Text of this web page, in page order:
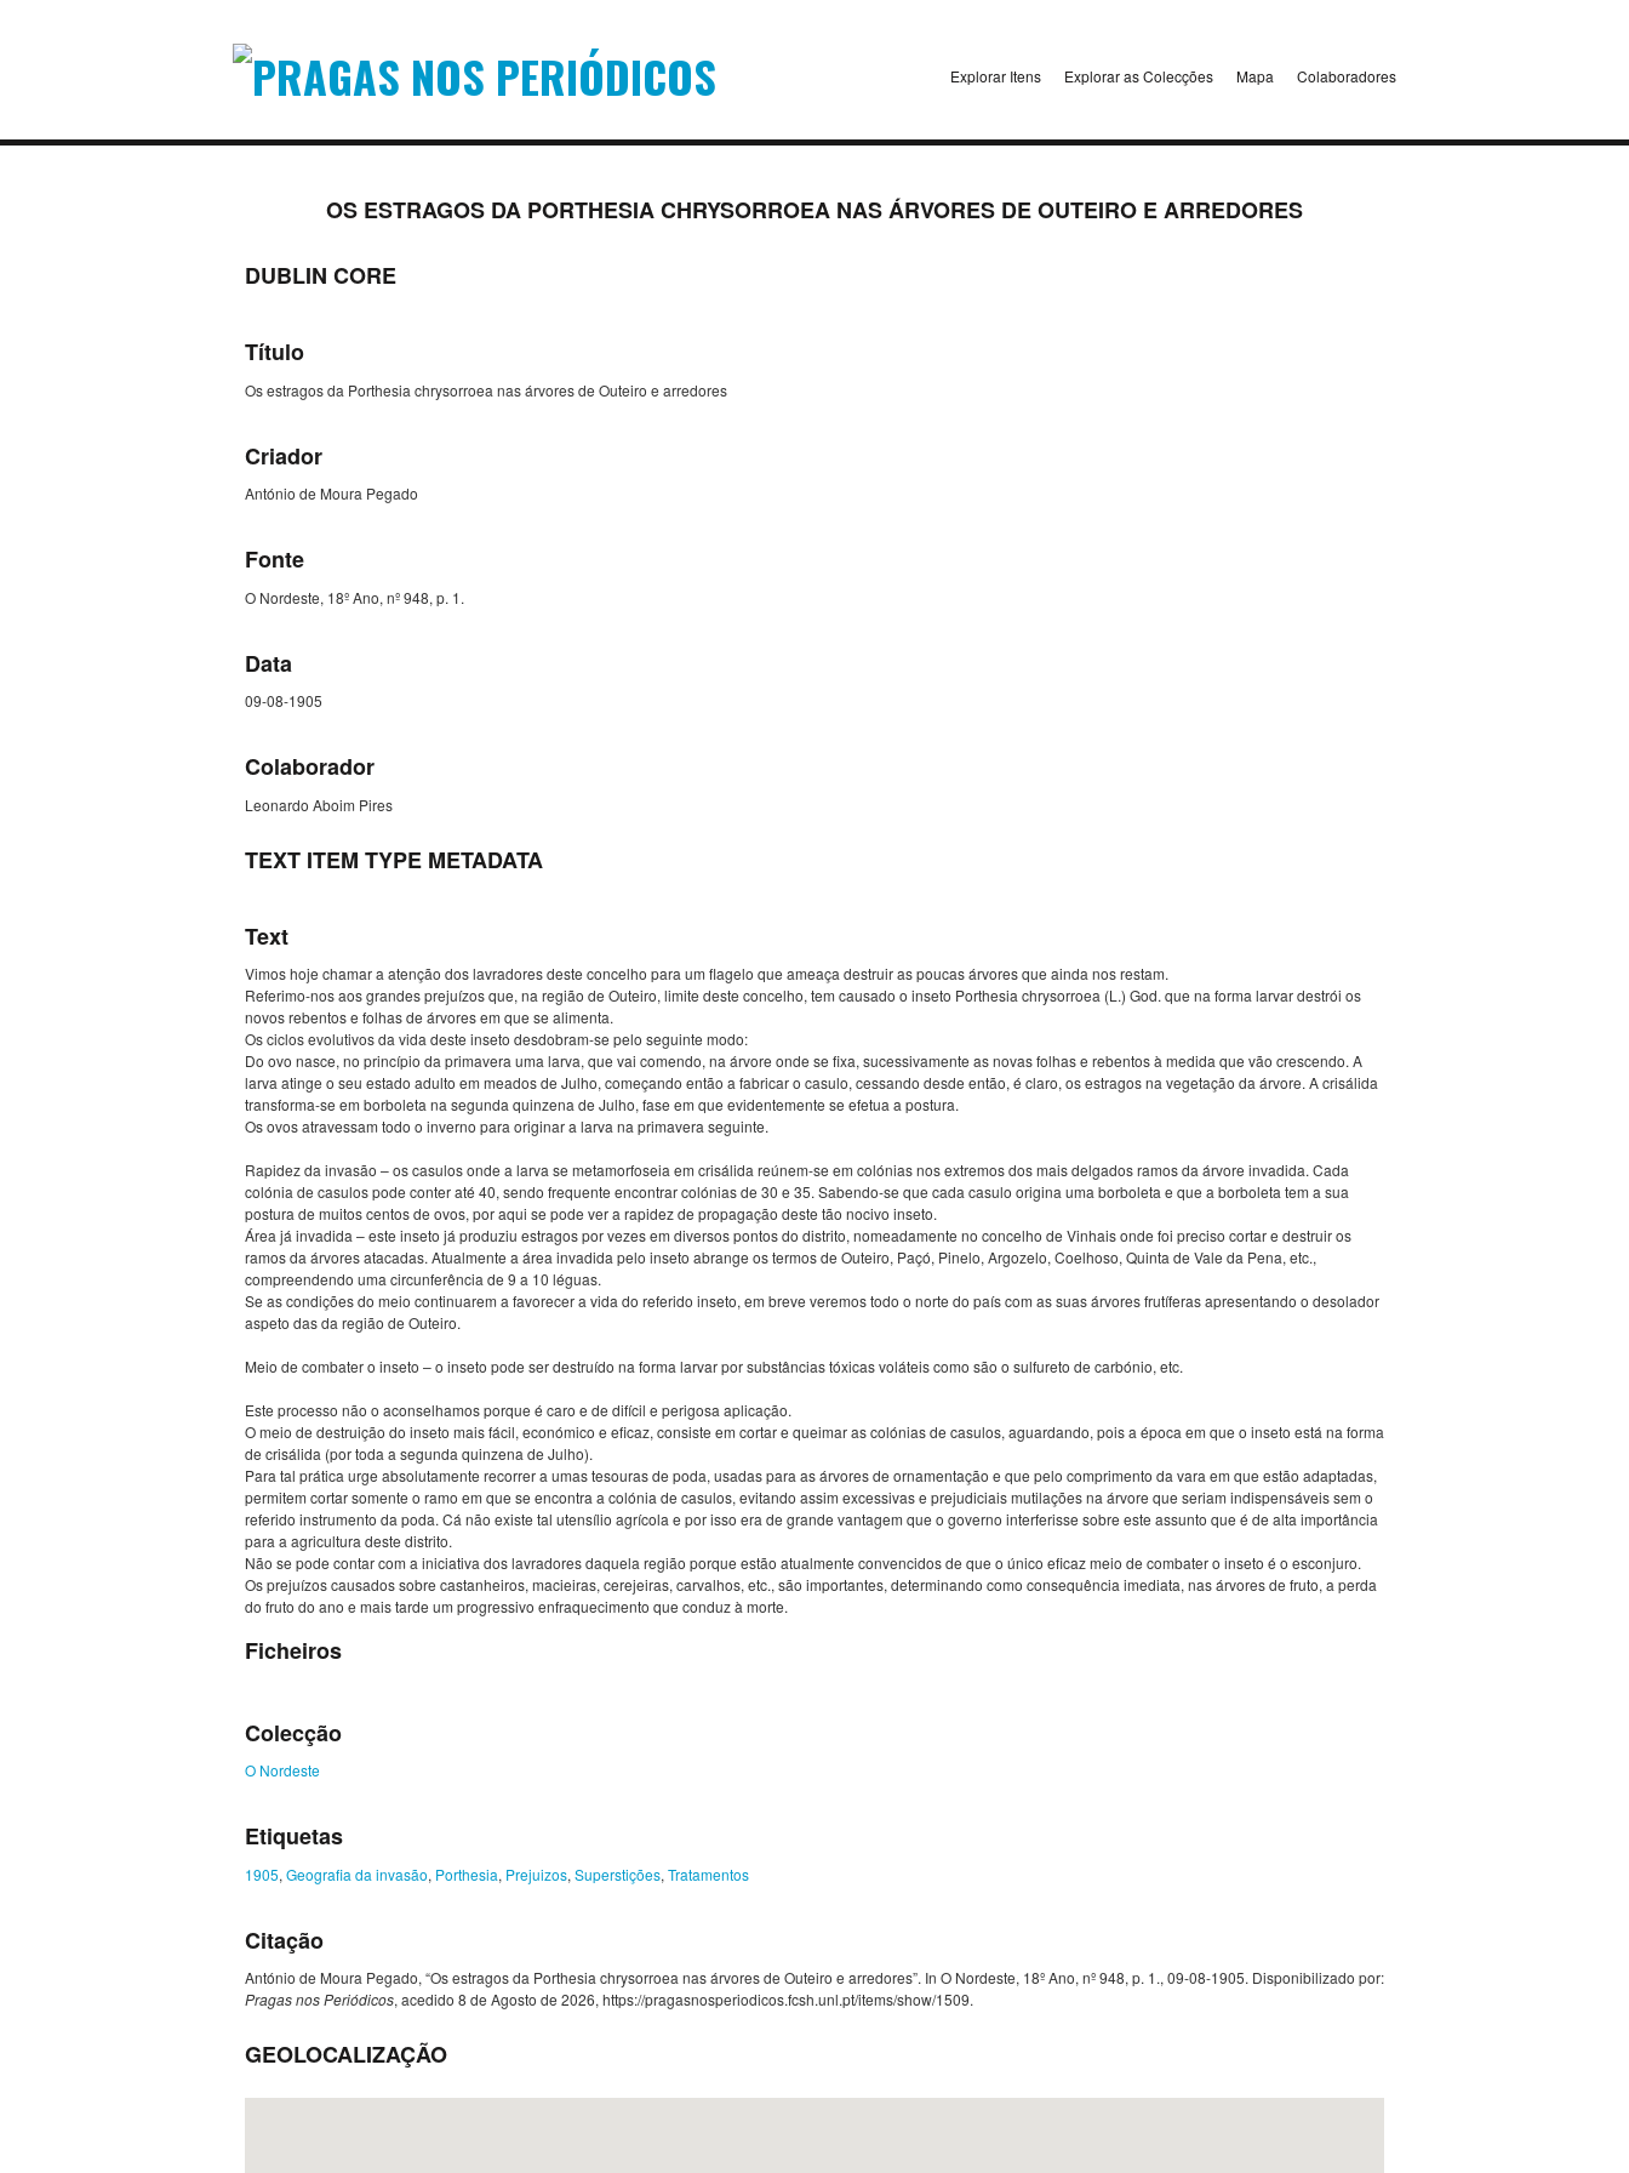
Explorar Itens Explorar as Colecções Mapa Colaboradores
OS ESTRAGOS DA PORTHESIA CHRYSORROEA NAS ÁRVORES DE OUTEIRO E ARREDORES
DUBLIN CORE
Título
Os estragos da Porthesia chrysorroea nas árvores de Outeiro e arredores
Criador
António de Moura Pegado
Fonte
O Nordeste, 18º Ano, nº 948, p. 1.
Data
09-08-1905
Colaborador
Leonardo Aboim Pires
TEXT ITEM TYPE METADATA
Text
Vimos hoje chamar a atenção dos lavradores deste concelho para um flagelo que ameaça destruir as poucas árvores que ainda nos restam.
Referimo-nos aos grandes prejuízos que, na região de Outeiro, limite deste concelho, tem causado o inseto Porthesia chrysorroea (L.) God. que na forma larvar destrói os
novos rebentos e folhas de árvores em que se alimenta.
Os ciclos evolutivos da vida deste inseto desdobram-se pelo seguinte modo:
Do ovo nasce, no princípio da primavera uma larva, que vai comendo, na árvore onde se fixa, sucessivamente as novas folhas e rebentos à medida que vão crescendo. A
larva atinge o seu estado adulto em meados de Julho, começando então a fabricar o casulo, cessando desde então, é claro, os estragos na vegetação da árvore. A crisálida
transforma-se em borboleta na segunda quinzena de Julho, fase em que evidentemente se efetua a postura.
Os ovos atravessam todo o inverno para originar a larva na primavera seguinte.
Rapidez da invasão – os casulos onde a larva se metamorfoseia em crisálida reúnem-se em colónias nos extremos dos mais delgados ramos da árvore invadida. Cada
colónia de casulos pode conter até 40, sendo frequente encontrar colónias de 30 e 35. Sabendo-se que cada casulo origina uma borboleta e que a borboleta tem a sua
postura de muitos centos de ovos, por aqui se pode ver a rapidez de propagação deste tão nocivo inseto.
Área já invadida – este inseto já produziu estragos por vezes em diversos pontos do distrito, nomeadamente no concelho de Vinhais onde foi preciso cortar e destruir os
ramos da árvores atacadas. Atualmente a área invadida pelo inseto abrange os termos de Outeiro, Paçó, Pinelo, Argozelo, Coelhoso, Quinta de Vale da Pena, etc.,
compreendendo uma circunferência de 9 a 10 léguas.
Se as condições do meio continuarem a favorecer a vida do referido inseto, em breve veremos todo o norte do país com as suas árvores frutíferas apresentando o desolador
aspeto das da região de Outeiro.
Meio de combater o inseto – o inseto pode ser destruído na forma larvar por substâncias tóxicas voláteis como são o sulfureto de carbónio, etc.
Este processo não o aconselhamos porque é caro e de difícil e perigosa aplicação.
O meio de destruição do inseto mais fácil, económico e eficaz, consiste em cortar e queimar as colónias de casulos, aguardando, pois a época em que o inseto está na forma
de crisálida (por toda a segunda quinzena de Julho).
Para tal prática urge absolutamente recorrer a umas tesouras de poda, usadas para as árvores de ornamentação e que pelo comprimento da vara em que estão adaptadas,
permitem cortar somente o ramo em que se encontra a colónia de casulos, evitando assim excessivas e prejudiciais mutilações na árvore que seriam indispensáveis sem o
referido instrumento da poda. Cá não existe tal utensílio agrícola e por isso era de grande vantagem que o governo interferisse sobre este assunto que é de alta importância
para a agricultura deste distrito.
Não se pode contar com a iniciativa dos lavradores daquela região porque estão atualmente convencidos de que o único eficaz meio de combater o inseto é o esconjuro.
Os prejuízos causados sobre castanheiros, macieiras, cerejeiras, carvalhos, etc., são importantes, determinando como consequência imediata, nas árvores de fruto, a perda
do fruto do ano e mais tarde um progressivo enfraquecimento que conduz à morte.
Ficheiros
Colecção
O Nordeste
Etiquetas
1905, Geografia da invasão, Porthesia, Prejuizos, Superstições, Tratamentos
Citação
António de Moura Pegado, “Os estragos da Porthesia chrysorroea nas árvores de Outeiro e arredores”. In O Nordeste, 18º Ano, nº 948, p. 1., 09-08-1905. Disponibilizado por:
Pragas nos Periódicos, acedido 8 de Agosto de 2026, https://pragasnosperiodicos.fcsh.unl.pt/items/show/1509.
GEOLOCALIZAÇÃO